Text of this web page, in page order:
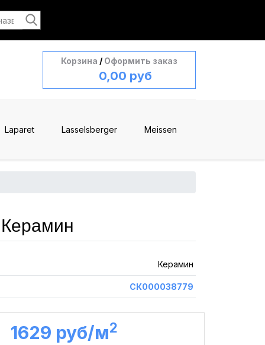
Корзина / Оформить заказ
0,00 руб
Laparet Lasselsberger Meissen
Керамин
СК000038779
1629 руб /м2